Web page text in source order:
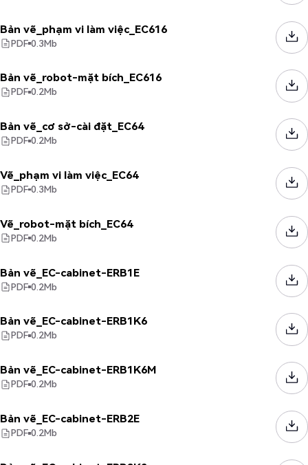
Bản vẽ_phạm vi làm việc_EC616
PDF 0.3Mb
Bản vẽ_robot-mặt bích_EC616
PDF 0.2Mb
Bản vẽ_cơ sở-cài đặt_EC64
PDF 0.2Mb
Vẽ_phạm vi làm việc_EC64
PDF 0.3Mb
Vẽ_robot-mặt bích_EC64
PDF 0.2Mb
Bản vẽ_EC-cabinet-ERB1E
PDF 0.2Mb
Bản vẽ_EC-cabinet-ERB1K6
PDF 0.2Mb
Bản vẽ_EC-cabinet-ERB1K6M
PDF 0.2Mb
Bản vẽ_EC-cabinet-ERB2E
PDF 0.2Mb